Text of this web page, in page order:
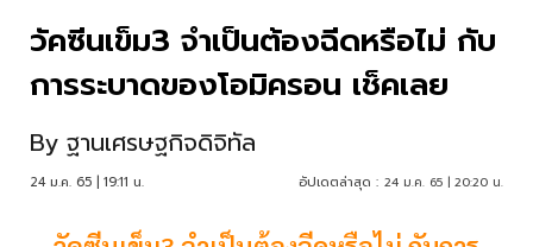
วัคซีนเข็ม3 จำเป็นต้องฉีดหรือไม่ กับ
การระบาดของโอมิครอน เช็คเลย
By ฐานเศรษฐกิจดิจิทัล
24 ม.ค. 65 | 19:11 น. อัปเดตล่าสุด : 24 ม.ค. 65 | 20:20 น.